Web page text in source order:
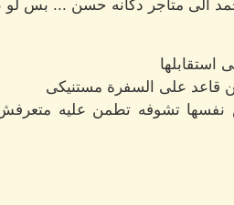
الى متأجر دكانه حسن ... بس لو
استقابلها
قاعد على السفرة مستنيكى
تشوفه تطمن عليه متعرفش